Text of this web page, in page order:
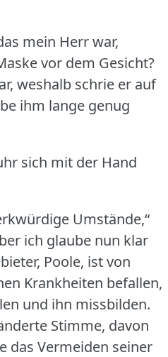
mein Herr war,
vor dem Gesicht?
weshalb schrie er auf
ihm lange genug
sich mit der Hand
Umstände,“
ich glaube nun klar
Poole, ist von
Krankheiten befallen,
und ihn missbilden.
Stimme, davon
das Vermeiden seiner